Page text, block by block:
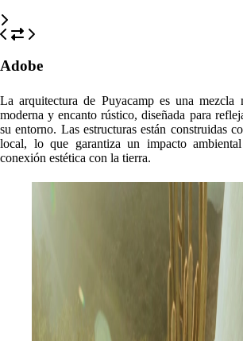
Adobe
La arquitectura de Puyacamp es una mezcla
moderna y encanto rústico, diseñada para
su entorno. Las estructuras están construidas
local, lo que garantiza un impacto
conexión estética con la tierra.